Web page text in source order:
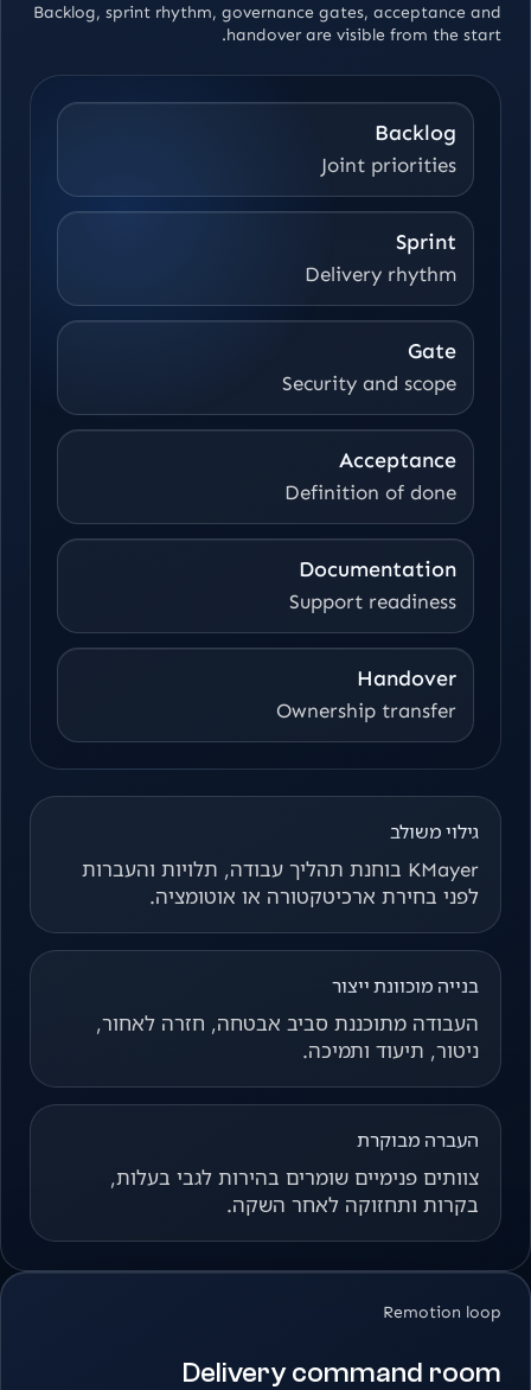
Backlog, sprint rhythm, governance gates, acceptance and
handover are visible from the start.
Backlog
Joint priorities
Sprint
Delivery rhythm
Gate
Security and scope
Acceptance
Definition of done
Documentation
Support readiness
Handover
Ownership transfer
גילוי משולב
KMayer בוחנת תהליך עבודה, תלויות והעברות
לפני בחירת ארכיטקטורה או אוטומציה.
בנייה מוכוונת ייצור
העבודה מתוכננת סביב אבטחה, חזרה לאחור,
ניטור, תיעוד ותמיכה.
העברה מבוקרת
צוותים פנימיים שומרים בהירות לגבי בעלות,
בקרות ותחזוקה לאחר השקה.
Remotion loop
Delivery command room